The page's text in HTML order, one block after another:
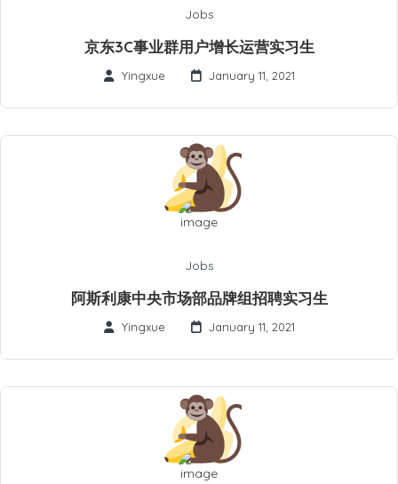
Jobs
京东3C事业群用户增长运营实习生
Yingxue January 11, 2021
Jobs
阿斯利康中央市场部品牌组招聘实习生
Yingxue January 11, 2021